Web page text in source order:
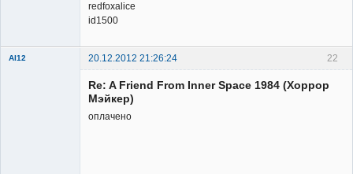
redfoxalice
id1500
22
Al12
20.12.2012 21:26:24
Re: A Friend From Inner Space 1984 (Хоррор
Мэйкер)
оплачено